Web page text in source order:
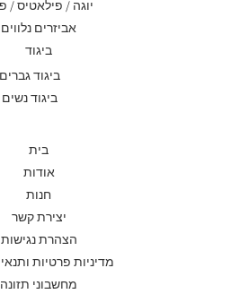
יוגה / פילאטיס /
אביזרים נלווים
ביגוד
ביגוד גברים
ביגוד נשים
בית
אודות
חנות
יצירת קשר
הצהרת נגישות
מדיניות פרטיות
מחשבוני תזונה